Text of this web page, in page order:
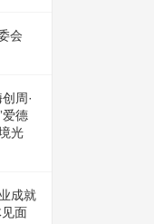
会
周·
爱德
光
成就
面